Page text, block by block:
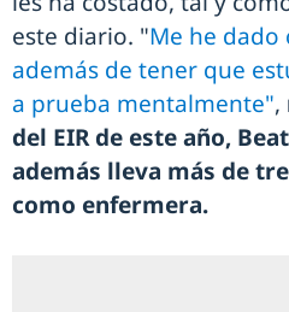
este diario. "Me he dado
además de tener que
a prueba mentalmente",
del EIR de este año,
además lleva más de
como enfermera.